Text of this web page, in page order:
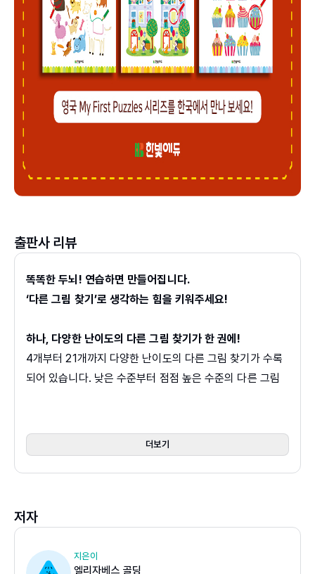
출판사 리뷰
똑똑한 두뇌! 연습하면 만들어집니다.
‘다른 그림 찾기’로 생각하는 힘을 키워주세요!
하나, 다양한 난이도의 다른 그림 찾기가 한 권에!
4개부터 21개까지 다양한 난이도의 다른 그림 찾기가 수록
되어 있습니다. 낮은 수준부터 점점 높은 수준의 다른 그림
감을 맛볼 수 있을 것입니다.
둘, 그림 찾고, 숫자 세고, 두 가지 활동이 한 페이지에!
후 정답의 개수를 세거나 색깔, 이름 등을 찾아 표시하는 활
이 무엇인지 구체적으로 표현하게 했습니다. 이는 아이에게
더보기
저자
지은이
엘리자베스 골딩